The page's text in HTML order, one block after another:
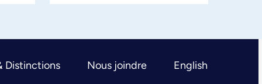
Distinctions Nous joindre English